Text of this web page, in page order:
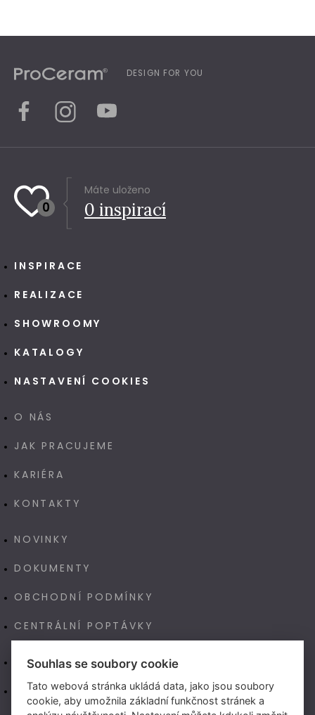
DESIGN FOR YOU
0
Máte uloženo
0 inspirací
INSPIRACE
REALIZACE
SHOWROOMY
KATALOGY
NASTAVENÍ COOKIES
O NÁS
JAK PRACUJEME
KARIÉRA
KONTAKTY
NOVINKY
DOKUMENTY
OBCHODNÍ PODMÍNKY
CENTRÁLNÍ POPTÁVKY
E-SHOP
NAŠE VÝROBA TECHNOART
Souhlas se soubory cookie
Tato webová stránka ukládá data, jako jsou soubory
cookie, aby umožnila základní funkčnost stránek a